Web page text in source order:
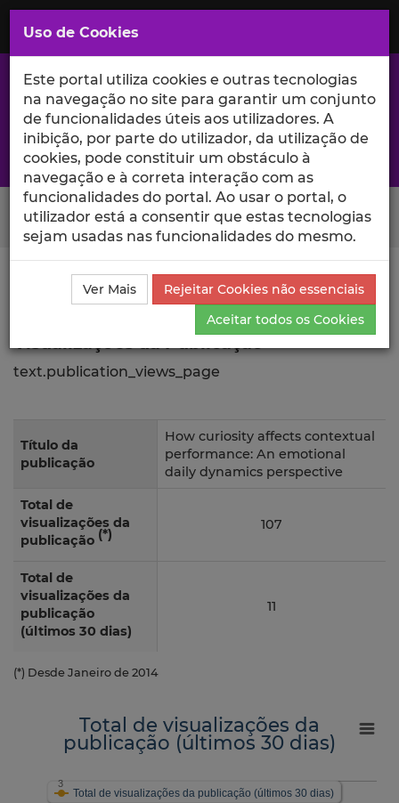
Saltar
para
Conteúdo
Principal
A excelência da investigação e ciência no Iscte
Search Button
Ciência_Iscte Publicações
Descrição Detalhada da
Publicação
Visualizações
text.publication_views_page
Título da
publicação
How curiosity affects contextual
performance: An emotional
daily dynamics perspective
Total de
visualizações da
publicação (*)
107
Total de
visualizações da
publicação
(últimos 30 dias)
11
(*) Desde Janeiro de 2014
Total de visualizações da
publicação (últimos 30 dias)
Total de visualizações da publicação (últimos 30 dias)
3
Uso de Cookies
Este portal utiliza cookies e outras tecnologias
na navegação no site para garantir um conjunto
de funcionalidades úteis aos utilizadores. A
inibição, por parte do utilizador, da utilização de
cookies, pode constituir um obstáculo à
navegação e à correta interação com as
funcionalidades do portal. Ao usar o portal, o
utilizador está a consentir que estas tecnologias
sejam usadas nas funcionalidades do mesmo.
Ver Mais
Rejeitar Cookies não essenciais
Aceitar todos os Cookies